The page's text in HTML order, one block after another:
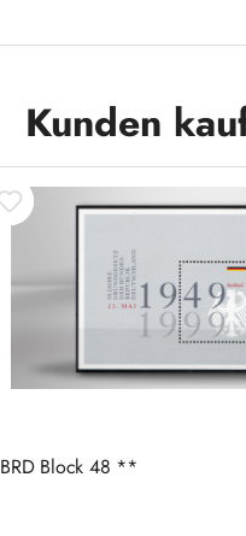
Kunden
BRD Block 48 **